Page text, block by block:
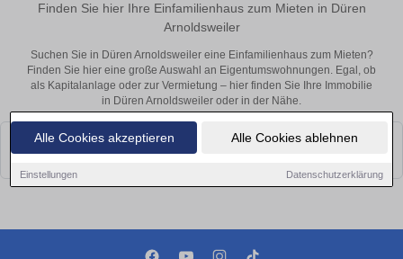
Alle Cookies akzeptieren Alle Cookies ablehnen
Einstellungen Datenschutzerklärung
Finden Sie hier Ihre Einfamilienhaus zum Mieten in Düren
Arnoldsweiler
Suchen Sie in Düren Arnoldsweiler eine Einfamilienhaus zum Mieten?
Finden Sie hier eine große Auswahl an Eigentumswohnungen. Egal, ob
als Kapitalanlage oder zur Vermietung – hier finden Sie Ihre Immobilie
in Düren Arnoldsweiler oder in der Nähe.
Leider konnten wir derzeit keine passenden Objekte finden. Schauen Sie
bald wieder vorbei!